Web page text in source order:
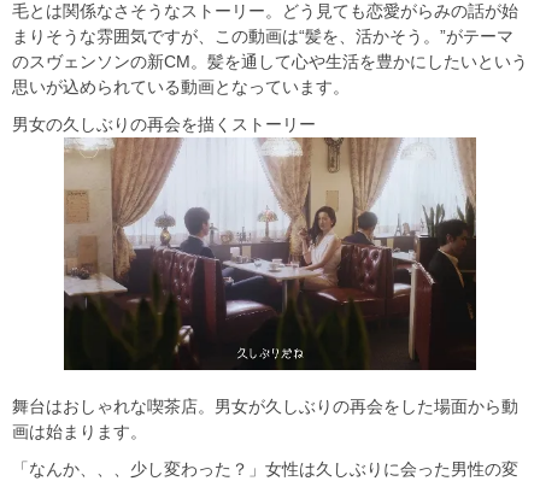
毛とは関係なさそうなストーリー。どう見ても恋愛がらみの話が始
まりそうな雰囲気ですが、この動画は“髪を、活かそう。”がテーマ
のスヴェンソンの新CM。髪を通して心や生活を豊かにしたいという
思いが込められている動画となっています。
男女の久しぶりの再会を描くストーリー
舞台はおしゃれな喫茶店。男女が久しぶりの再会をした場面から動
画は始まります。
「なんか、、、少し変わった？」女性は久しぶりに会った男性の変